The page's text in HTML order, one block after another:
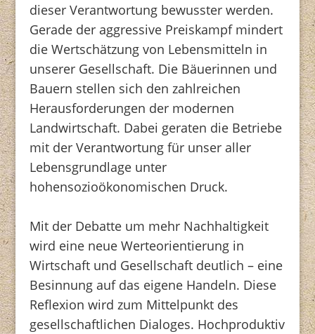
dieser Verantwortung bewusster werden.
Gerade der aggressive Preiskampf mindert
die Wertschätzung von Lebensmitteln in
unserer Gesellschaft. Die Bäuerinnen und
Bauern stellen sich den zahlreichen
Herausforderungen der modernen
Landwirtschaft. Dabei geraten die Betriebe
mit der Verantwortung für unser aller
Lebensgrundlage unter
hohensozioökonomischen Druck.
Mit der Debatte um mehr Nachhaltigkeit
wird eine neue Werteorientierung in
Wirtschaft und Gesellschaft deutlich – eine
Besinnung auf das eigene Handeln. Diese
Reflexion wird zum Mittelpunkt des
gesellschaftlichen Dialoges. Hochproduktiv